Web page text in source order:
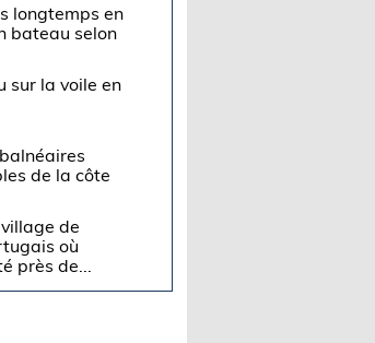
longtemps en
bateau selon
sur la voile en
de la côte
de
où
près de...